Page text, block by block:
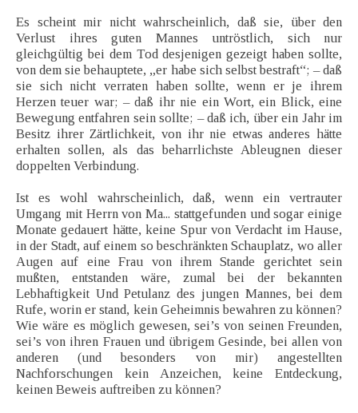
Es scheint mir nicht wahrscheinlich, daß sie, über den
Verlust ihres guten Mannes untröstlich, sich nur
gleichgültig bei dem Tod desjenigen gezeigt haben sollte,
von dem sie behauptete, „er habe sich selbst bestraft“; – daß
sie sich nicht verraten haben sollte, wenn er je ihrem
Herzen teuer war; – daß ihr nie ein Wort, ein Blick, eine
Bewegung entfahren sein sollte; – daß ich, über ein Jahr im
Besitz ihrer Zärtlichkeit, von ihr nie etwas anderes hätte
erhalten sollen, als das beharrlichste Ableugnen dieser
doppelten Verbindung.
Ist es wohl wahrscheinlich, daß, wenn ein vertrauter
Umgang mit Herrn von Ma... stattgefunden und sogar einige
Monate gedauert hätte, keine Spur von Verdacht im Hause,
in der Stadt, auf einem so beschränkten Schauplatz, wo aller
Augen auf eine Frau von ihrem Stande gerichtet sein
mußten, entstanden wäre, zumal bei der bekannten
Lebhaftigkeit Und Petulanz des jungen Mannes, bei dem
Rufe, worin er stand, kein Geheimnis bewahren zu können?
Wie wäre es möglich gewesen, sei’s von seinen Freunden,
sei’s von ihren Frauen und übrigem Gesinde, bei allen von
anderen (und besonders von mir) angestellten
Nachforschungen kein Anzeichen, keine Entdeckung,
keinen Beweis auftreiben zu können?